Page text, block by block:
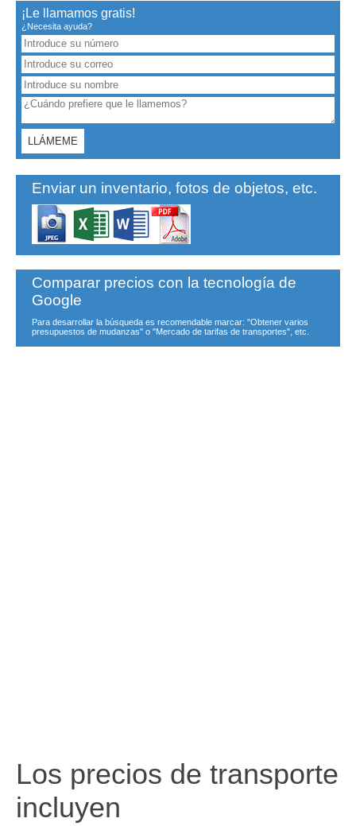
¡Le llamamos gratis!
¿Necesita ayuda?
Enviar un inventario, fotos de objetos, etc.
Comparar precios con la tecnología de
Google
Para desarrollar la búsqueda es recomendable marcar: "Obtener varios
presupuestos de mudanzas" o "Mercado de tarifas de transportes", etc.
Los precios de transporte
incluyen